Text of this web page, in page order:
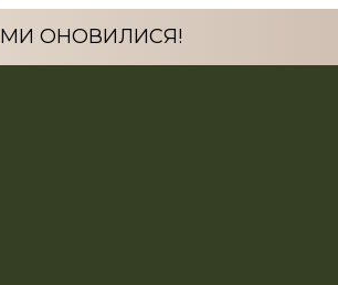
МИ ОНОВИЛИСЯ!